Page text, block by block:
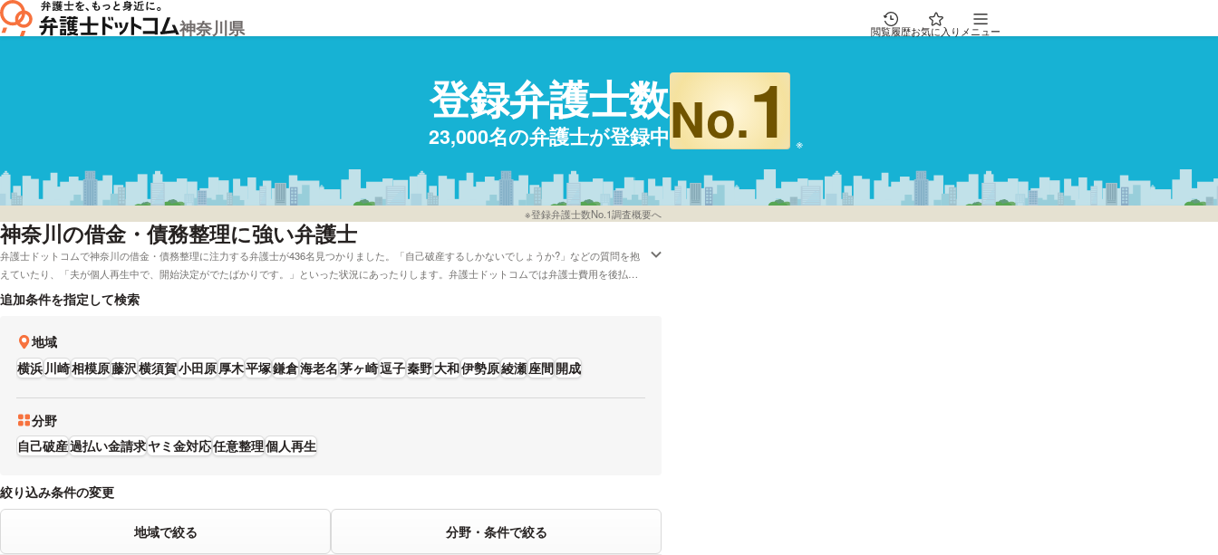
神奈川県 閲覧履歴お気に入り メニュー
登録弁護士数
23,000名の弁護士が登録中No.1
※登録弁護士数No.1調査概要へ
神奈川の借金・債務整理に強い弁護士
弁護士ドットコムで神奈川の借金・債務整理に注力する弁護士が436名見つかりました。「自己破産するしかないでしょうか?」などの質問を抱
えていたり、「夫が個人再生中で、開始決定がでたばかりです。」といった状況にあったりします。弁護士ドットコムでは弁護士費用を後払い
で受付してくれる弁護士や神奈川で電話相談を無料で受付してくれる弁護士など、様々な希望の条件で弁護士を比較することができます。具体
的には「レビューが高い借金・債務整理で強い弁護士や弁護士の選び方は詳しく調べたけれど、神奈川周辺の弁護士または法律事務所を料金で
ることにやりがいを感じ、サポートに力を入れています。」とおっしゃる方もおります。借金・債務整理で心配事がある方は経歴や英語などの
対応言語などの希望を踏まえて、自身にあう弁護士に電話またはメールをしてみてください。
追加条件を指定して検索
地域
横浜 川崎相模原藤沢横須賀小田原厚木平塚鎌倉海老名茅ヶ崎逗子秦野大和伊勢原綾瀬座間開成
分野
自己破産過払い金請求ヤミ金対応任意整理個人再生
絞り込み条件の変更
地域で絞る 分野・条件で絞る